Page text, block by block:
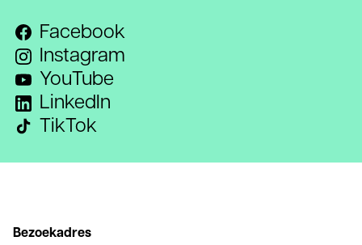
Facebook
Instagram
YouTube
LinkedIn
TikTok
Bezoekadres